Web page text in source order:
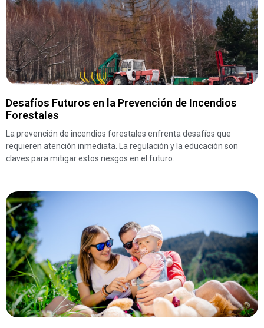
Desafíos Futuros en la Prevención de Incendios
Forestales
La prevención de incendios forestales enfrenta desafíos que
requieren atención inmediata. La regulación y la educación son
claves para mitigar estos riesgos en el futuro.